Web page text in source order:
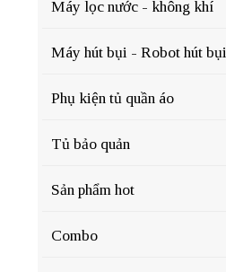
Máy lọc nước - không khí
Máy hút bụi - Robot hút bụi
Phụ kiện tủ quần áo
Tủ bảo quản
Sản phẩm hot
Combo